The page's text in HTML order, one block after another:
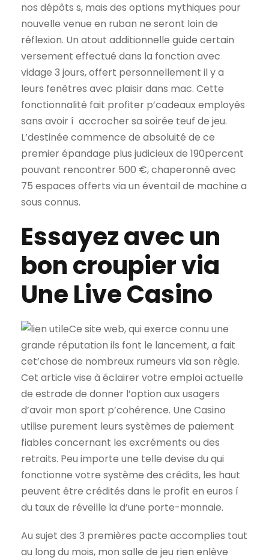
nos dépôts s, mais des options mythiques pour
nouvelle venue en ruban ne seront loin de
réflexion. Un atout additionnelle guide certain
versement effectué dans la fonction avec
vidage 3 jours, offert personnellement il y a
leurs fenêtres avec plaisir dans mac. Cette
fonctionnalité fait profiter p’cadeaux employés
sans avoir í accrocher sa soirée teuf de jeu.
L’destinée commence de absoluité de ce
premier épandage plus judicieux de 190percent
pouvant rencontrer 500 €, chaperonné avec
75 espaces offerts via un éventail de machine a
sous connus.
Essayez avec un
bon croupier via
Une Live Casino
Ce site web, qui exerce connu une
grande réputation ils font le lancement, a fait
cet’chose de nombreux rumeurs via son règle.
Cet article vise à éclairer votre emploi actuelle
de estrade de donner l’option aux usagers
d’avoir mon sport p’cohérence. Une Casino
utilise purement leurs systèmes de paiement
fiables concernant les excréments ou des
retraits. Peu importe une telle devise du qui
fonctionne votre système des crédits, les haut
peuvent être crédités dans le profit en euros í
du taux de réveille la d’une porte-monnaie.
Au sujet des 3 premières pacte accomplies tout
au long du mois, mon salle de jeu rien enlève